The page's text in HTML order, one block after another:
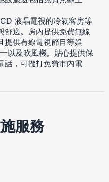
液晶電視的冷氣客房等
舒適。房內提供免費無線
提供有線電視節目等娛
以及吹風機。貼心提供保
話，可撥打免費市內電
服務